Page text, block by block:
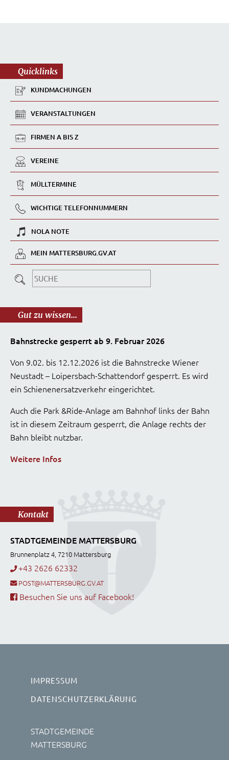
Quicklinks
KUNDMACHUNGEN
VERANSTALTUNGEN
FIRMEN A BIS Z
VEREINE
MÜLLTERMINE
WICHTIGE TELEFONNUMMERN
NOLA NOTE
MEIN MATTERSBURG.GV.AT
Gut zu wissen...
Bahnstrecke gesperrt ab 9. Februar 2026
Von 9.02. bis 12.12.2026 ist die Bahnstrecke Wiener
Neustadt – Loipersbach-Schattendorf gesperrt. Es wird
ein Schienenersatzverkehr eingerichtet.
Auch die Park &Ride-Anlage am Bahnhof links der Bahn
ist in diesem Zeitraum gesperrt, die Anlage rechts der
Bahn bleibt nutzbar.
Weitere Infos
Kontakt
STADTGEMEINDE MATTERSBURG
Brunnenplatz 4, 7210 Mattersburg
+43 2626 62332
POST@MATTERSBURG.GV.AT
Besuchen Sie uns auf Facebook!
IMPRESSUM
DATENSCHUTZERKLÄRUNG
STADTGEMEINDE
MATTERSBURG